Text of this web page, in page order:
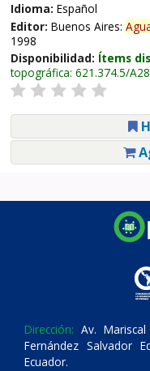
Idioma: Español
Editor: Buenos Aires:
1998
Disponibilidad: Ítems
topográfica: 621.374.5/
Dirección: Av.
Fernández Salvador
Ecuador.